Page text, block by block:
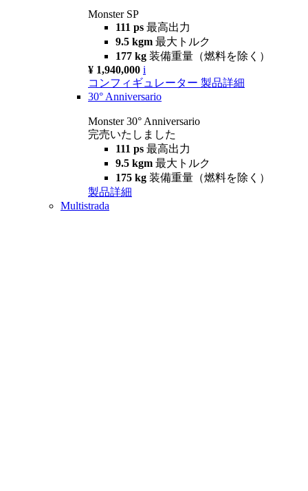
Monster SP
111 ps 最高出力
9.5 kgm 最大トルク
177 kg 装備重量（燃料を除く）
¥ 1,940,000 i
コンフィギュレーター 製品詳細
30° Anniversario
Monster 30° Anniversario
完売いたしました
111 ps 最高出力
9.5 kgm 最大トルク
175 kg 装備重量（燃料を除く）
製品詳細
Multistrada